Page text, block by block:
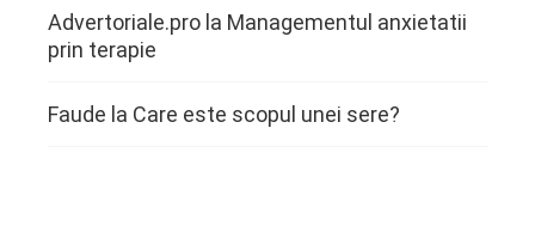
Advertoriale.pro la Managementul anxietatii
prin terapie
Faude la Care este scopul unei sere?